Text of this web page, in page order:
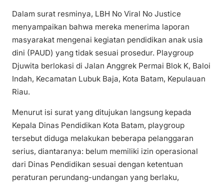
Dalam surat resminya, LBH No Viral No Justice
menyampaikan bahwa mereka menerima laporan
masyarakat mengenai kegiatan pendidikan anak usia
dini (PAUD) yang tidak sesuai prosedur. Playgroup
Djuwita berlokasi di Jalan Anggrek Permai Blok K, Baloi
Indah, Kecamatan Lubuk Baja, Kota Batam, Kepulauan
Riau.
Menurut isi surat yang ditujukan langsung kepada
Kepala Dinas Pendidikan Kota Batam, playgroup
tersebut diduga melakukan beberapa pelanggaran
serius, diantaranya: belum memiliki izin operasional
dari Dinas Pendidikan sesuai dengan ketentuan
peraturan perundang-undangan yang berlaku,